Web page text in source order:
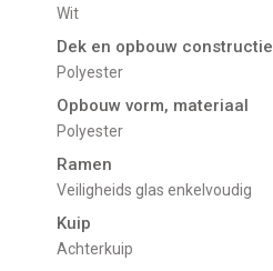
Wit
Dek en opbouw constructie
Polyester
Opbouw vorm, materiaal
Polyester
Ramen
Veiligheids glas enkelvoudig
Kuip
Achterkuip